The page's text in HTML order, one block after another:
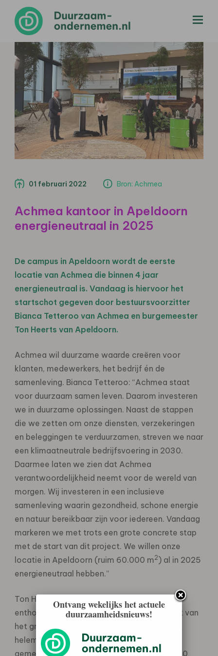
01 februari 2022 Bron: Achmea
Achmea kantoor in Apeldoorn
energieneutraal in 2025
De campus in Apeldoorn wordt de eerste
locatie van Achmea die binnen 4 jaar
energieneutraal is. Vandaag is hiervoor het
startschot gegeven door bestuursvoorzitter
Bianca Tetteroo van Achmea en burgemeester
Ton Heerts van Apeldoorn.
Achmea wil duurzame waarde creëren voor
klanten, medewerkers, het bedrijf én de
samenleving. Bianca Tetteroo: “Achmea staat
voor duurzaam samen leven. Daarom investeren
we in duurzame oplossingen. Naast de stappen
die we zetten om onze diensten, verzekeringen
en beleggingen te verduurzamen, streven we naar
een klimaatneutrale bedrijfsvoering in 2030.
Daarmee laten we zien dat Achmea
verantwoordelijkheid neemt voor de wereld van
morgen. Wij investeren in een inclusieve
samenleving waarin gezondheid, schone energie
en natuur bereikbaar zijn voor iedereen. Vandaag
markeren we met trots een grote concrete stap
met de start van dit project. We willen onze
locatie in Apeldoorn (ruim 60.000 m2) al in 2025
energieneutraal hebben.”
Ton Heerts, burgemeester van Apeldoorn is
enthousiast over het verduurzamingsproject van
het grootste bedrijf van Apeldoorn: “Dit sluit
helemaal aan bij onze ambities voor de hele
gemeente. Ons doel is dat Apeldoorn in 2050
Ontvang wekelijks het actuele
duurzaamheidsnieuws!